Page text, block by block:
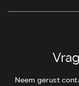
Neem gerust